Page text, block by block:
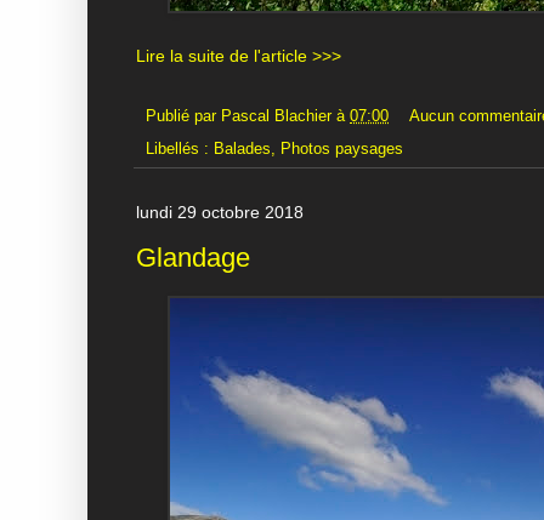
Lire la suite de l'article >>>
Publié par Pascal Blachier à 07:00
Aucun
Libellés : Balades, Photos paysages
lundi 29 octobre 2018
Glandage